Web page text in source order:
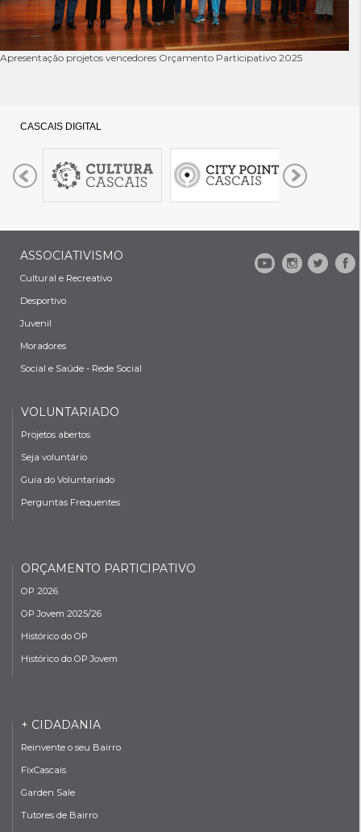
Apresentação projetos vencedores Orçamento Participativo 2025
CASCAIS DIGITAL
ASSOCIATIVISMO
Cultural e Recreativo
Desportivo
Juvenil
Moradores
Social e Saúde - Rede Social
VOLUNTARIADO
Projetos abertos
Seja voluntário
Guia do Voluntariado
Perguntas Frequentes
ORÇAMENTO PARTICIPATIVO
OP 2026
OP Jovem 2025/26
Histórico do OP
Histórico do OP Jovem
+ CIDADANIA
Reinvente o seu Bairro
FixCascais
Garden Sale
Tutores de Bairro